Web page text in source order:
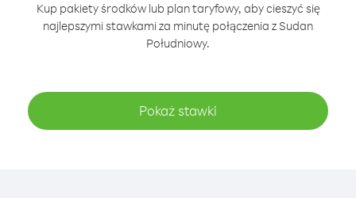
Kup pakiety środków lub plan taryfowy, aby cieszyć się
najlepszymi stawkami za minutę połączenia z Sudan
Południowy.
Pokaż stawki